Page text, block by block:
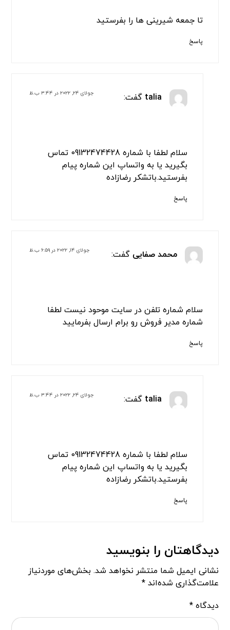
تا جمعه شیرینی ها را بفرستید
پاسخ
talia گفت: جولای ۲۴, ۲۰۲۲ در ۳:۴۴ ب.ظ
سلام لطفا با شماره 09132474428 تماس
بگیرید یا به واتساپ این شماره پیام
بفرستید.باتشکر رضازاده
پاسخ
محمد صفایی گفت: جولای ۱۴, ۲۰۲۲ در ۶:۵۹ ب.ظ
سلام شماره تلفن در سایت موحود نیست لطفا
شماره مدیر فروش رو برام ارسال بفرمایید
پاسخ
talia گفت: جولای ۲۴, ۲۰۲۲ در ۳:۴۴ ب.ظ
سلام لطفا با شماره 09132474428 تماس
بگیرید یا به واتساپ این شماره پیام
بفرستید.باتشکر رضازاده
پاسخ
دیدگاهتان را بنویسید
نشانی ایمیل شما منتشر نخواهد شد. بخش‌های موردنیاز
علامت‌گذاری شده‌اند*
دیدگاه*